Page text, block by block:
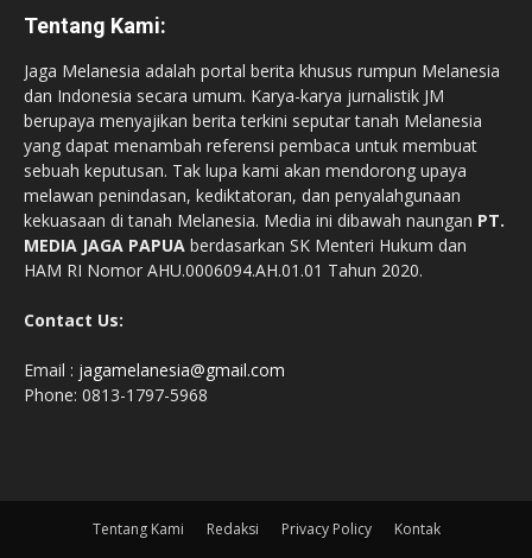
Tentang Kami:
Jaga Melanesia adalah portal berita khusus rumpun Melanesia
dan Indonesia secara umum. Karya-karya jurnalistik JM
berupaya menyajikan berita terkini seputar tanah Melanesia
yang dapat menambah referensi pembaca untuk membuat
sebuah keputusan. Tak lupa kami akan mendorong upaya
melawan penindasan, kediktatoran, dan penyalahgunaan
kekuasaan di tanah Melanesia. Media ini dibawah naungan PT.
MEDIA JAGA PAPUA berdasarkan SK Menteri Hukum dan
HAM RI Nomor AHU.0006094.AH.01.01 Tahun 2020.
Contact Us:
Email : jagamelanesia@gmail.com
Phone: 0813-1797-5968
Tentang Kami Redaksi Privacy Policy Kontak